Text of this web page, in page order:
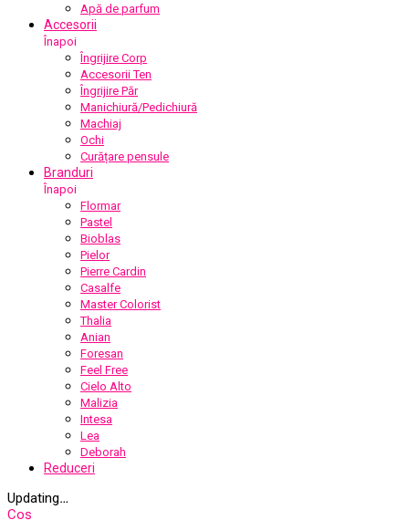
Apă de parfum
Accesorii
Înapoi
Îngrijire Corp
Accesorii Ten
Îngrijire Păr
Manichiură/Pedichiură
Machiaj
Ochi
Curățare pensule
Branduri
Înapoi
Flormar
Pastel
Bioblas
Pielor
Pierre Cardin
Casalfe
Master Colorist
Thalia
Anian
Foresan
Feel Free
Cielo Alto
Malizia
Intesa
Lea
Deborah
Reduceri
Updating…
Coș